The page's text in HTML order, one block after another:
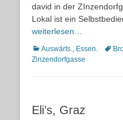
david in der
Lokal ist ein
weiterlesen…
Kategorien
Auswärts., Essen.
Zinzendorfgasse
Eli’s, Graz